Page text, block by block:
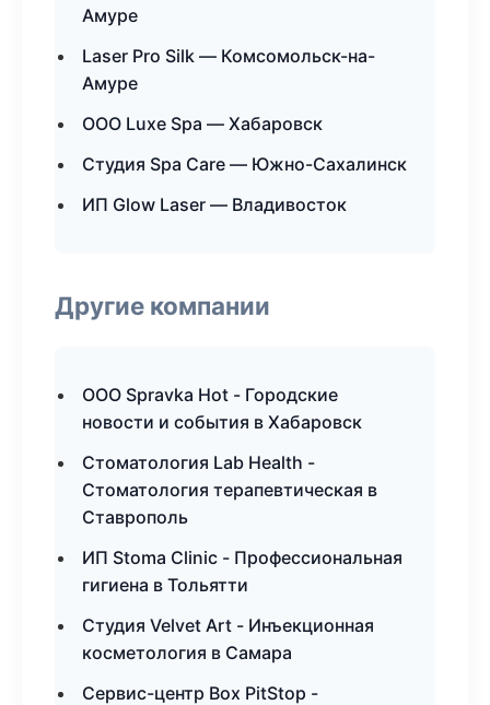
Амуре
Laser Pro Silk — Комсомольск-на-
Амуре
ООО Luxe Spa — Хабаровск
Студия Spa Care — Южно-Сахалинск
ИП Glow Laser — Владивосток
Другие компании
ООО Spravka Hot - Городские
новости и события в Хабаровск
Стоматология Lab Health -
Стоматология терапевтическая в
Ставрополь
ИП Stoma Clinic - Профессиональная
гигиена в Тольятти
Студия Velvet Art - Инъекционная
косметология в Самара
Сервис-центр Box PitStop -